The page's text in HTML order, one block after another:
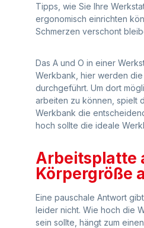
Tipps, wie Sie Ihre
ergonomisch einrichten
Schmerzen verschont
Das A und O in einer
Werkbank, hier werden
durchgeführt. Um dort
arbeiten zu können, spielt
Werkbank die
hoch sollte die ideale
Arbeitsplatte
Körpergröße
Eine pauschale Antwort
leider nicht. Wie hoch die
sein sollte, hängt zum